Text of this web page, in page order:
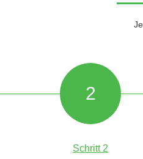
2
Schritt 2